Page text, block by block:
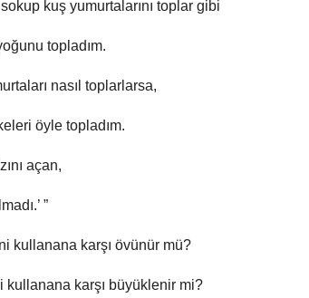
kuş yumurtalarını toplar gibi
topladım.
nasıl toplarlarsa,
öyle topladım.
açan,
”
kullanana karşı övünür mü?
kullanana karşı büyüklenir mi?